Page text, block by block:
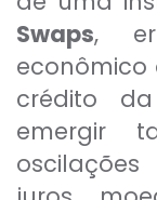
Swaps,
econômico
crédito
emergir